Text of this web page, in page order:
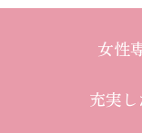
女性
充実